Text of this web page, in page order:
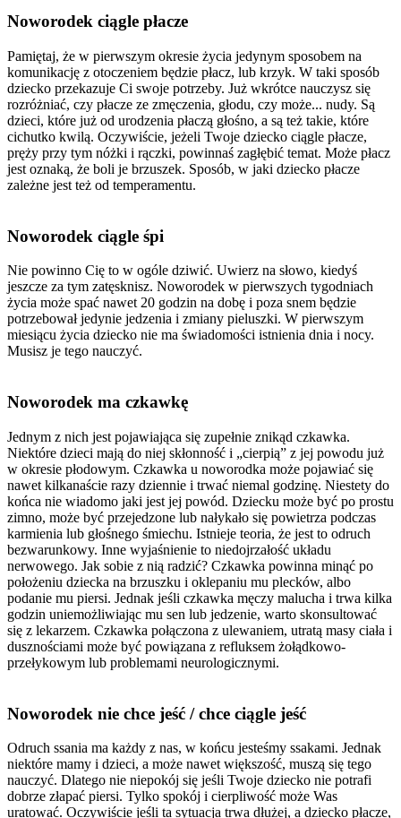
Noworodek ciągle płacze
Pamiętaj, że w pierwszym okresie życia jedynym sposobem na
komunikację z otoczeniem będzie płacz, lub krzyk. W taki sposób
dziecko przekazuje Ci swoje potrzeby. Już wkrótce nauczysz się
rozróżniać, czy płacze ze zmęczenia, głodu, czy może... nudy. Są
dzieci, które już od urodzenia płaczą głośno, a są też takie, które
cichutko kwilą. Oczywiście, jeżeli Twoje dziecko ciągle płacze,
pręży przy tym nóżki i rączki, powinnaś zagłębić temat. Może płacz
jest oznaką, że boli je brzuszek. Sposób, w jaki dziecko płacze
zależne jest też od temperamentu.
Noworodek ciągle śpi
Nie powinno Cię to w ogóle dziwić. Uwierz na słowo, kiedyś
jeszcze za tym zatęsknisz. Noworodek w pierwszych tygodniach
życia może spać nawet 20 godzin na dobę i poza snem będzie
potrzebował jedynie jedzenia i zmiany pieluszki. W pierwszym
miesiącu życia dziecko nie ma świadomości istnienia dnia i nocy.
Musisz je tego nauczyć.
Noworodek ma czkawkę
Jednym z nich jest pojawiająca się zupełnie znikąd czkawka.
Niektóre dzieci mają do niej skłonność i „cierpią” z jej powodu już
w okresie płodowym. Czkawka u noworodka może pojawiać się
nawet kilkanaście razy dziennie i trwać niemal godzinę. Niestety do
końca nie wiadomo jaki jest jej powód. Dziecku może być po prostu
zimno, może być przejedzone lub nałykało się powietrza podczas
karmienia lub głośnego śmiechu. Istnieje teoria, że jest to odruch
bezwarunkowy. Inne wyjaśnienie to niedojrzałość układu
nerwowego. Jak sobie z nią radzić? Czkawka powinna minąć po
położeniu dziecka na brzuszku i oklepaniu mu plecków, albo
podanie mu piersi. Jednak jeśli czkawka męczy malucha i trwa kilka
godzin uniemożliwiając mu sen lub jedzenie, warto skonsultować
się z lekarzem. Czkawka połączona z ulewaniem, utratą masy ciała i
dusznościami może być powiązana z refluksem żołądkowo-
przełykowym lub problemami neurologicznymi.
Noworodek nie chce jeść / chce ciągle jeść
Odruch ssania ma każdy z nas, w końcu jesteśmy ssakami. Jednak
niektóre mamy i dzieci, a może nawet większość, muszą się tego
nauczyć. Dlatego nie niepokój się jeśli Twoje dziecko nie potrafi
dobrze złapać piersi. Tylko spokój i cierpliwość może Was
uratować. Oczywiście jeśli ta sytuacja trwa dłużej, a dziecko płacze,